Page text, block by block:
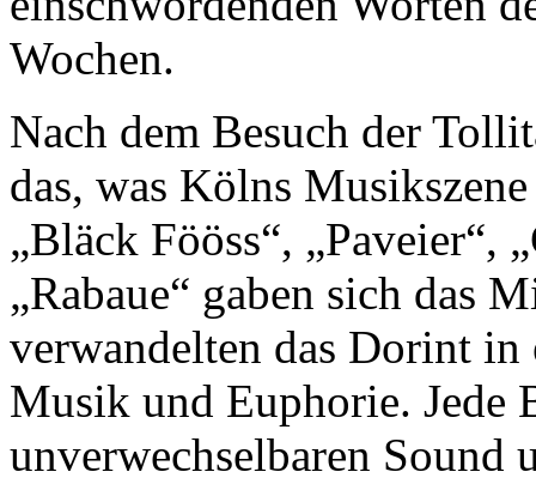
Wochen.
Nach dem Besuch der
das, was Kölns
„Bläck Fööss“, „Paveier“,
„Rabaue“ gaben sich das
verwandelten das Dorint in
Musik und Euphorie. Jede
unverwechselbaren Sound